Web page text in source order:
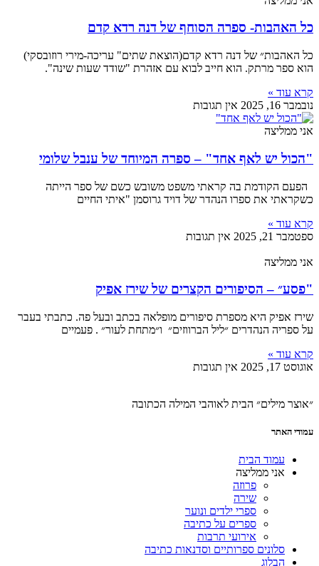
כל האהבות- ספרה הסוחף של דנה רדא קדם
כל האהבות״ של דנה רדא קדם(הוצאת שתים" עריכה-מירי רוזובסקי)
הוא ספר מרתק. הוא חייב לבוא עם אזהרת "שודד שעות שינה".
קרא עוד »
נובמבר 16, 2025
אין תגובות
אני ממליצה
"הכול יש לאף אחד" – ספרה המיוחד של ענבל שלומי
הפעם הקודמת בה קראתי משפט משובש כשם של ספר הייתה
כשקראתי את ספרו הנהדר של דויד גרוסמן "איתי החיים
קרא עוד »
ספטמבר 21, 2025
אין תגובות
אני ממליצה
"פסע״ – הסיפורים הקצרים של שירז אפיק
שירז אפיק היא מספרת סיפורים מופלאה בכתב ובעל פה. כתבתי בעבר
על ספריה הנהדרים ״ליל הברווזים״ ו״מתחת לעור״ . פעמיים
קרא עוד »
אוגוסט 17, 2025
אין תגובות
״אוצר מילים״ הבית לאוהבי המילה הכתובה
עמודי האתר
עמוד הבית
אני ממליצה
פרוזה
שירה
ספרי ילדים ונוער
ספרים על כתיבה
אירועי תרבות
סלונים ספרותיים וסדנאות כתיבה
הבלוג